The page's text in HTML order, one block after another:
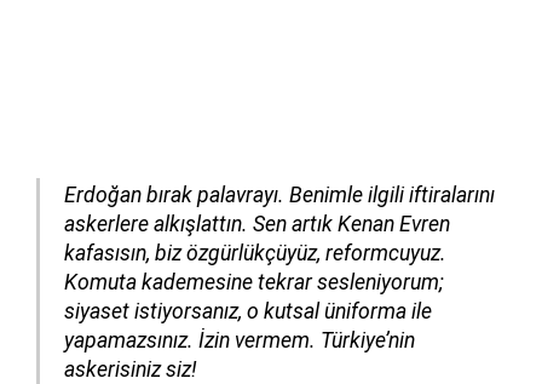
Erdoğan bırak palavrayı. Benimle ilgili iftiralarını
askerlere alkışlattın. Sen artık Kenan Evren
kafasısın, biz özgürlükçüyüz, reformcuyuz.
Komuta kademesine tekrar sesleniyorum;
siyaset istiyorsanız, o kutsal üniforma ile
yapamazsınız. İzin vermem. Türkiye’nin
askerisiniz siz!